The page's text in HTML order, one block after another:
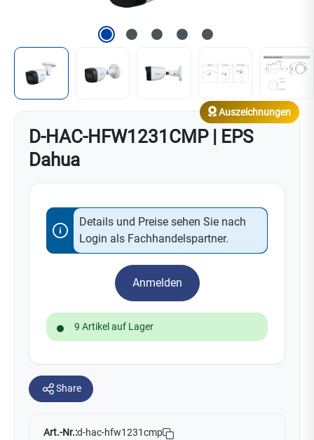
D-HAC-HFW1231CMP | EPS
Dahua
Auszeichnungen
Details und Preise sehen Sie nach
Login als Fachhandelspartner.
Anmelden
9 Artikel auf Lager
Share
Art.-Nr.:d-hac-hfw1231cmp